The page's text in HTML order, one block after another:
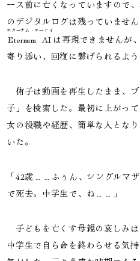
ース前に亡くなっていますので
のデジタルログは残っていませ
Eternum AI
エターナム・エーアイ
は再現できませんが
寄り添い、回復に繋げられるよ
侑子は動画を再生したまま、
子」を検索した。最初に上がっ
女の役職や経歴、簡単な人とな
いた。
「42歳……ふぅん、シングルマ
で死去。中学生で、ね……」
子どもを亡くす母親の哀しみは
中学生で自ら命を終わらせる気